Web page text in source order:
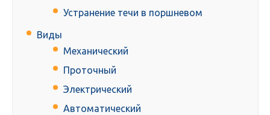
Устранение течи в поршневом
Виды
Механический
Проточный
Электрический
Автоматический